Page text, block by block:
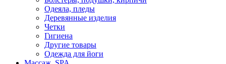
Одеяла, пледы
Деревянные изделия
Четки
Гигиена
Другие товары
Одежда для йоги